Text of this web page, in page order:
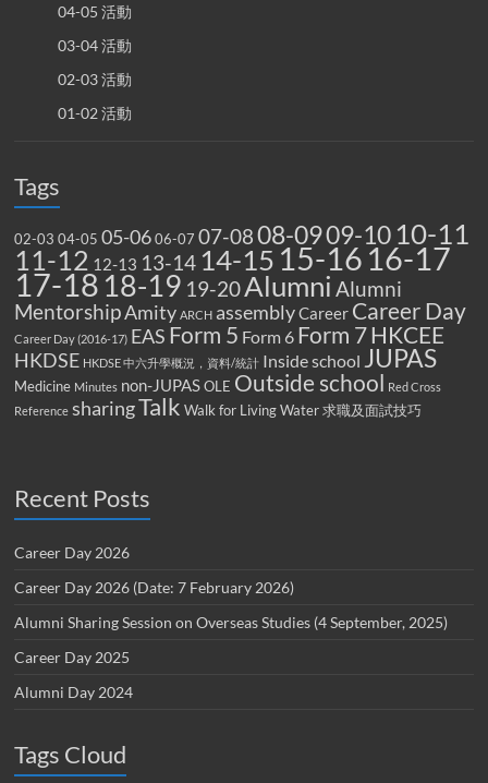
04-05 活動
03-04 活動
02-03 活動
01-02 活動
Tags
02-03 04-05 05-06 06-07 07-0808-0909-10 10-11
11-12 12-13 13-14 14-15 15-16 16-17
17-18 18-19 19-20Alumni Alumni
MentorshipAmity ARCH assemblyCareer Career Day
Career Day (2016-17) EAS Form 5 Form 6 Form 7HKCEE
HKDSE HKDSE 中六升學概況，資料/統計 Inside school JUPAS
Medicine Minutes non-JUPAS OLE Outside school Red Cross
Reference sharingTalk Walk for Living Water 求職及面試技巧
Recent Posts
Career Day 2026
Career Day 2026 (Date: 7 February 2026)
Alumni Sharing Session on Overseas Studies (4 September, 2025)
Career Day 2025
Alumni Day 2024
Tags Cloud